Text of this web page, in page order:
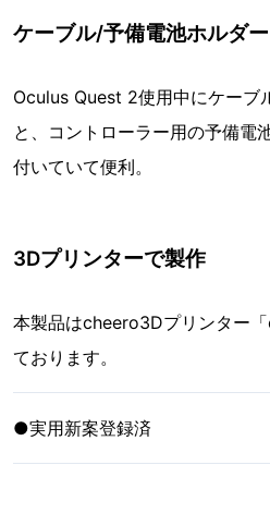
ケーブル/予備電池ホルダー
Oculus Quest 2使用中にケーブ
と、コントローラー用の予備電
付いていて便利。
3Dプリンターで製作
本製品はcheero3Dプリンター
ております。
●実用新案登録済